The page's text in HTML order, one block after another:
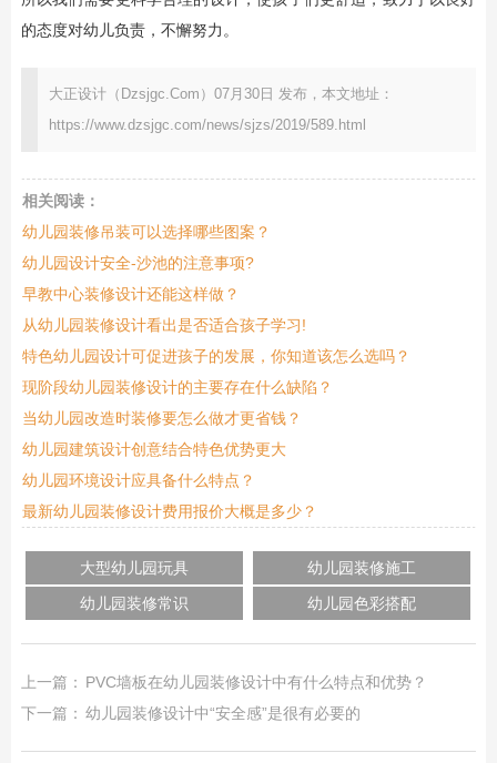
的态度对幼儿负责，不懈努力。
大正设计（Dzsjgc.Com）07月30日 发布，本文地址：
https://www.dzsjgc.com/news/sjzs/2019/589.html
相关阅读：
幼儿园装修吊装可以选择哪些图案？
幼儿园设计安全-沙池的注意事项?
早教中心装修设计还能这样做？
从幼儿园装修设计看出是否适合孩子学习!
特色幼儿园设计可促进孩子的发展，你知道该怎么选吗？
现阶段幼儿园装修设计的主要存在什么缺陷？
当幼儿园改造时装修要怎么做才更省钱？
幼儿园建筑设计创意结合特色优势更大
幼儿园环境设计应具备什么特点？
最新幼儿园装修设计费用报价大概是多少？
大型幼儿园玩具
幼儿园装修施工
幼儿园装修常识
幼儿园色彩搭配
上一篇： PVC墙板在幼儿园装修设计中有什么特点和优势？
下一篇： 幼儿园装修设计中“安全感”是很有必要的